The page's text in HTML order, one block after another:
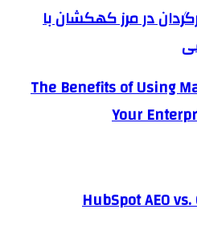
در مرز کهکشان با
The Benefits of Using
Your
HubSpot AEO